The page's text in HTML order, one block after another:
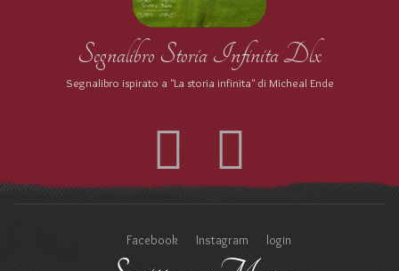
Segnalibro Storia Infinita Dlx
Segnalibro ispirato a "La storia infinita" di Micheal Ende
Facebook Instagram login